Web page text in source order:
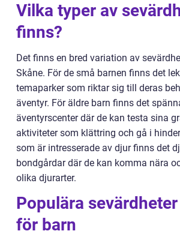
Vilka typer av
finns?
Det finns en bred variation av
Skåne. För de små barnen finns det
temaparker som riktar sig till deras
äventyr. För äldre barn finns det
äventyrscenter där de kan testa sina
aktiviteter som klättring och gå i
som är intresserade av djur finns det
bondgårdar där de kan komma nära
olika djurarter.
Populära
för barn